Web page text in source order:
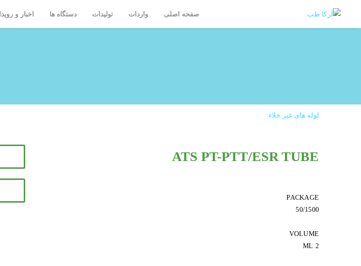
صفحه اصلی واردات تولیدات دستگاه ها اخبار و
لوله های غیر خلاء
ATS PT-PTT/ESR TUBE
PACKAGE
50/1500
VOLUME
2 ML